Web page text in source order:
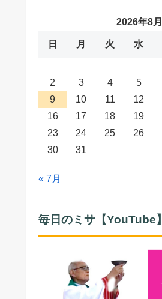
2026年8月
日 月 火 水
2
3 4 5
9
10 11 12
16
17 18 19
23
24 25 26
30
31
« 7月
毎日のミサ【YouTube】